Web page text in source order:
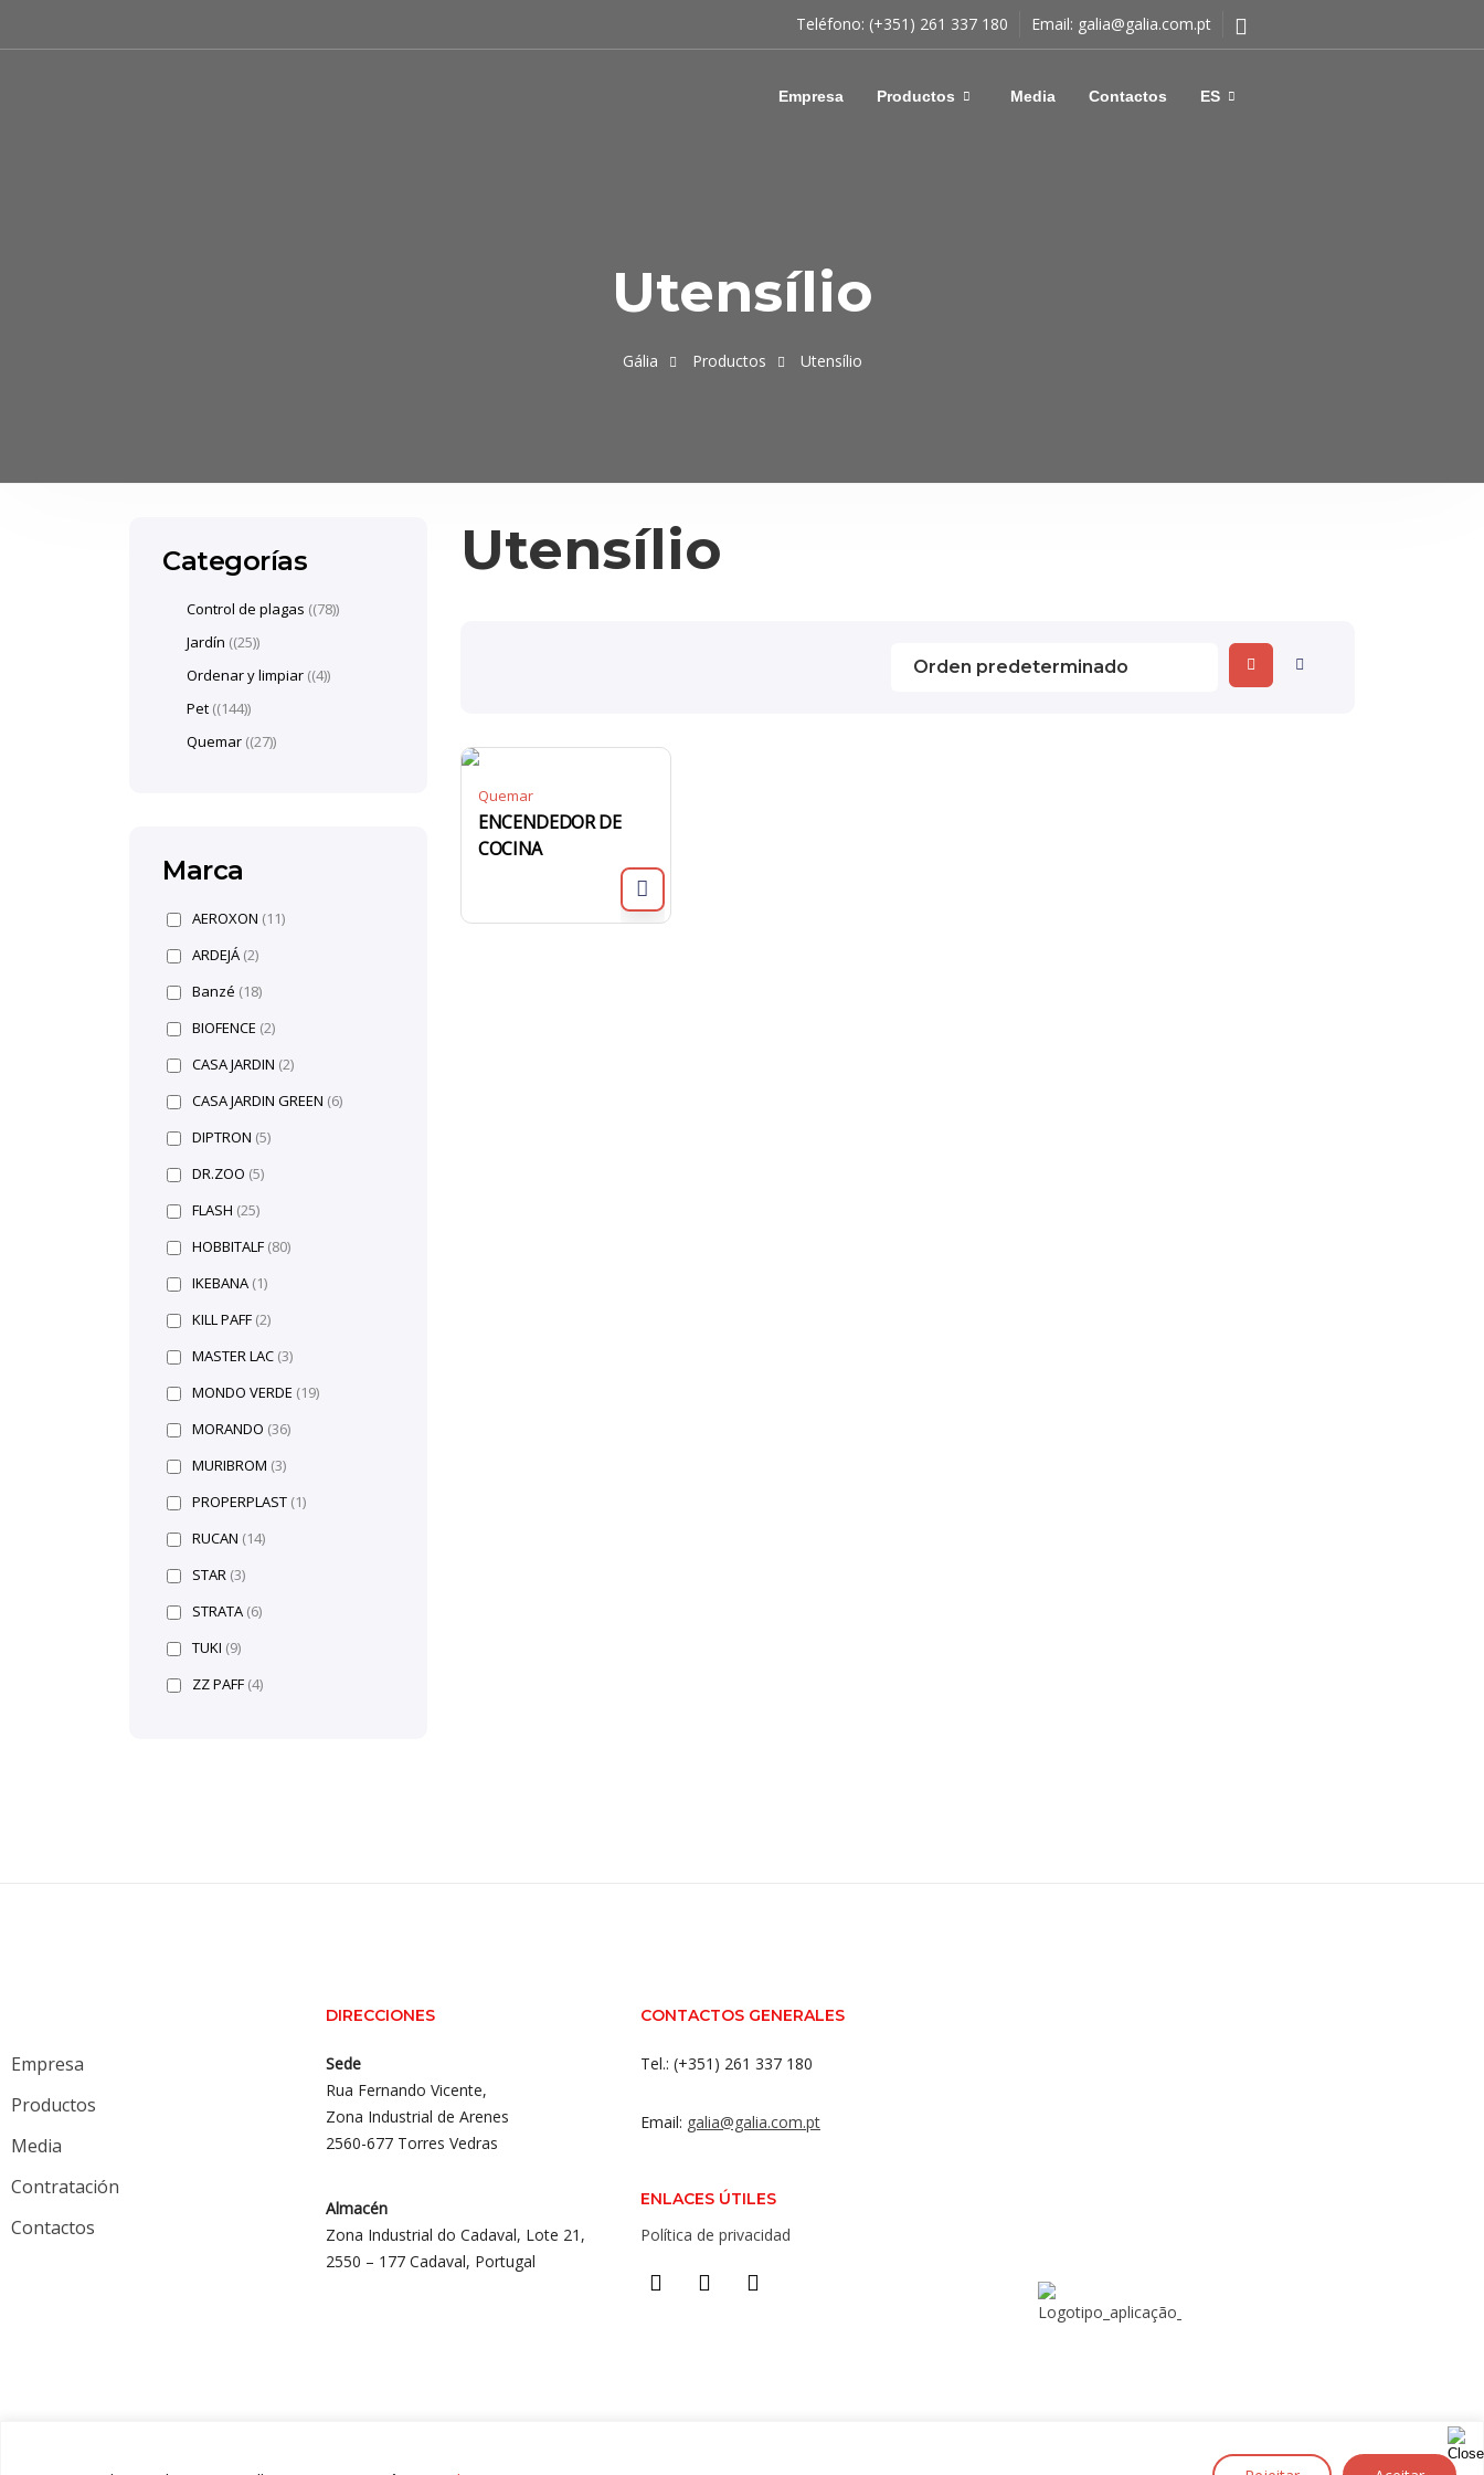
Teléfono: (+351) 261 337 180 Email: galia@galia.com.pt
Empresa Productos Media Contactos ES
Utensílio
Gália Productos Utensílio
Utensílio
Quemar
ENCENDEDOR DE
COCINA
Categorías
Control de plagas (78)
Jardín (25)
Ordenar y limpiar (4)
Pet (144)
Quemar (27)
Marca
AEROXON (11)
ARDEJÁ (2)
Banzé (18)
BIOFENCE (2)
CASA JARDIN (2)
CASA JARDIN GREEN (6)
DIPTRON (5)
DR.ZOO (5)
FLASH (25)
HOBBITALF (80)
IKEBANA (1)
KILL PAFF (2)
MASTER LAC (3)
MONDO VERDE (19)
MORANDO (36)
MURIBROM (3)
PROPERPLAST (1)
RUCAN (14)
STAR (3)
STRATA (6)
TUKI (9)
ZZ PAFF (4)
Empresa
Productos
Media
Contratación
Contactos
DIRECCIONES
Sede
Rua Fernando Vicente,
Zona Industrial de Arenes
2560-677 Torres Vedras
Almacén
Zona Industrial do Cadaval, Lote 21,
2550 – 177 Cadaval, Portugal
CONTACTOS GENERALES
Tel.: (+351) 261 337 180
Email: galia@galia.com.pt
ENLACES ÚTILES
Política de privacidad